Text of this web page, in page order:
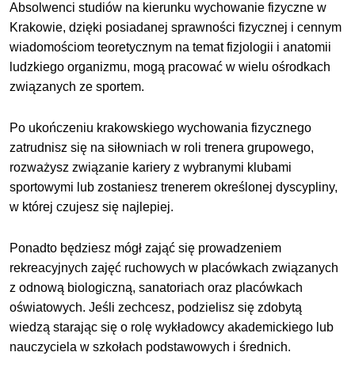
Absolwenci studiów na kierunku wychowanie fizyczne w
Krakowie, dzięki posiadanej sprawności fizycznej i cennym
wiadomościom teoretycznym na temat fizjologii i anatomii
ludzkiego organizmu, mogą pracować w wielu ośrodkach
związanych ze sportem.
Po ukończeniu krakowskiego wychowania fizycznego
zatrudnisz się na siłowniach w roli trenera grupowego,
rozważysz związanie kariery z wybranymi klubami
sportowymi lub zostaniesz trenerem określonej dyscypliny,
w której czujesz się najlepiej.
Ponadto będziesz mógł zająć się prowadzeniem
rekreacyjnych zajęć ruchowych w placówkach związanych
z odnową biologiczną, sanatoriach oraz placówkach
oświatowych. Jeśli zechcesz, podzielisz się zdobytą
wiedzą starając się o rolę wykładowcy akademickiego lub
nauczyciela w szkołach podstawowych i średnich.